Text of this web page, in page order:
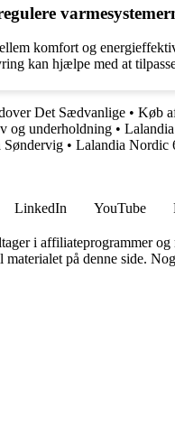
komfort og
kan hjælpe med at
Det Sædvanlige • Køb
og underholdning •
Søndervig • Lalandia Nordic
LinkedIn YouTube
i affiliateprogrammer
på denne side.